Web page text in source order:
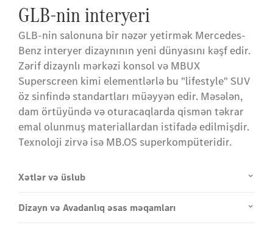
GLB-nin interyeri
GLB-nin salonuna bir nəzər yetirmək Mercedes-
Benz interyer dizaynının yeni dünyasını kəşf edir.
Zərif dizaynlı mərkəzi konsol və MBUX
Superscreen kimi elementlərlə bu "lifestyle" SUV
öz sinfində standartları müəyyən edir. Məsələn,
dam örtüyündə və oturacaqlarda qismən təkrar
emal olunmuş materiallardan istifadə edilmişdir.
Texnoloji zirvə isə MB.OS superkompüteridir.
Xətlər və üslub
Dizayn və Avadanlıq əsas məqamları